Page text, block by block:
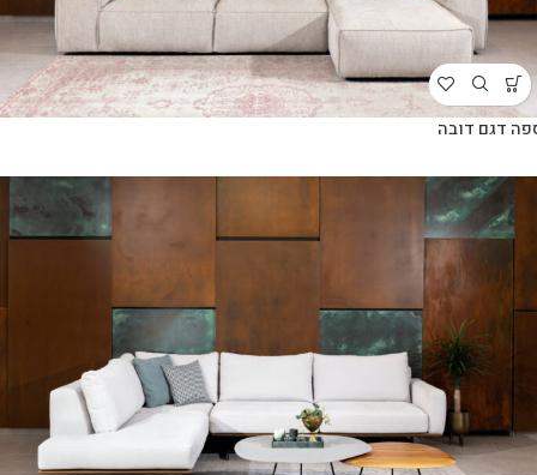
דגם דובה